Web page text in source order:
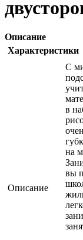
Описание
Характеристики
Описание
С
в
на
вы